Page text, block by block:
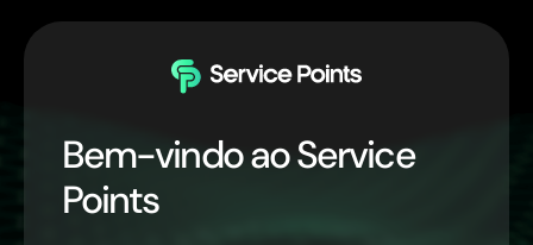
Bem-vindo ao Service
Points